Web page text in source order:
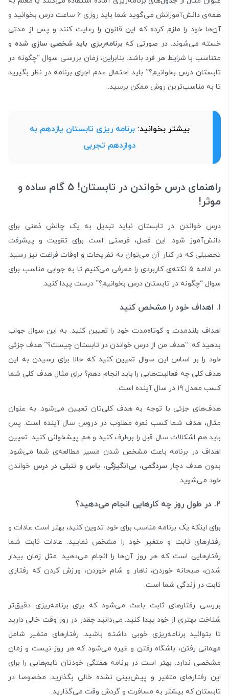
همه‌ی دانش‌آموزانش می‌گوید شما باید روزی ۶ ساعت درس بخوانید و
آن‌ها خود را ملزم کرده که این قانون را رعایت کنند و پس از مدتی
خسته می‌شوند. در صورتی‌ که برنامه‌ریزی باید شخصی سازی شده و
متناسب با شرایط هر فرد باشد. بنابراین، زمان بررسی سوال “چگونه در
تابستان درس بخوانیم؟” باید احتمال عدم اجرای برنامه در نظر بگیرید
تا به مناسب‌ترین روش ممکن برسید.
بیشتر بخوانید:برنامه ریزی تابستان یازدهم به
دوازدهم تجربی
راهنمای درس خواندن در تابستان! 5 گام ساده و
موثر!
درس خواندن در تابستان نباید تبدیل به یک چالش ذهنی برای
دانش‌آموز شود. این فصل، فرصتی است برای تقویت و پیشرفت
تحصیلی که در کنار آن می‌توان به تفریحات و اوقات فراغت نیز رسید.
در ادامه 5 نکته‌ی کاربردی را معرفی می‌کنیم تا به جوابی مناسب برای
سوال “چگونه در تابستان درس بخوانیم؟” درست پیدا کنید.
۱. اهداف خود را مشخص کنید
اهداف بلند‌مدت و کوتاه‌مدت خود را تعیین کنید. به این سوال جواب
بدهید که: “هدف من از درس خواندن در تابستان چیست؟” هدف جزئی
خود را بر اساس این سوال تعیین کنید که حالا برای رسیدن به این
هدف کلی چه فعالیت‌هایی را باید انجام دهم؟ برای مثال هدف کلی شما
کسب معدل ۱۹ در سال آینده است.
هدف‌های جزئی با توجه به هدف کلی‌تان تعیین می‌شود. به عنوان
مثال، هدف شما کسب نمره مطلوب در دروس‌ سال آینده است. پس
باید هم اشکالات سال قبل را برطرف کنید و هم پیشخوانی کنید. تعیین
اهداف در برنامه باعث مشخص شدن مسیر مطالعه‌ی شما می‌شود.
بدون هدف دچارسردگمی، بی‌انگیزگی، یاس و تنبلی در درس خواندن
خود ‌می‌شوید.
۲. در طول روز چه کارهایی انجام می‌دهید؟
برای اینکه یک برنامه مناسب برای خود تدوین کنید، بهتر است عادات و
رفتارهای ثابت و متغیر خود را مشخص نمایید. عادات ثابت شما
رفتارهایی است که هر روز آن‌ها را انجام می‌دهید. مثل زمان بیدار
شدن، صبحانه خوردن، ناهار و شام خوردن، ورزش کردن که رفتاری
ثابت در زندگی شما است.
بررسی رفتارهای ثابت باعث می‌شود که برای برنامه‌ریزی دقیق‌تر
شناخت بهتری از خود پیدا کنید. می‌دانید چقدر در روز وقت خالی دارید
تا بتوانید برنامه‌ریزی خوبی داشته باشید. رفتارهای متغیر شامل
مهمانی رفتن، باشگاه رفتن و غیره می‌شود که هر روز نیست و زمان
مشخصی ندارد. بهتر است در برنامه هفتگی خودتان تایم‌هایی را برای
این رفتارهای متغیر و پیش‌بینی نشده خالی بگذارید. مخصوصا در
تابستان که بیشتر به مسافرت و گردش وقت می‌گذارید.